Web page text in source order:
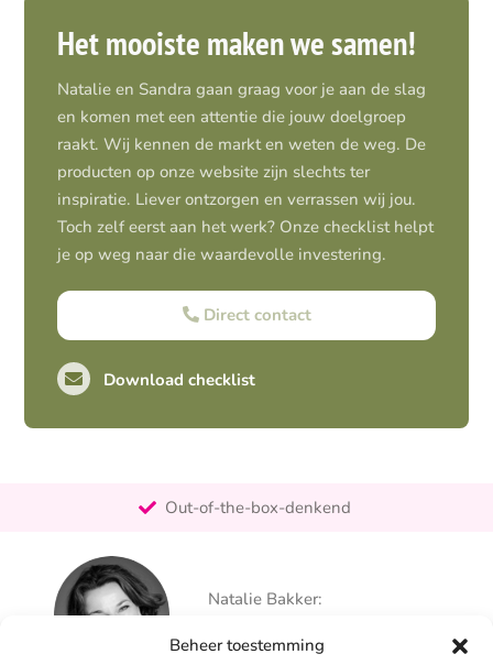
Beheer toestemming
Het mooiste maken we samen!
Natalie en Sandra gaan graag voor je aan de slag
en komen met een attentie die jouw doelgroep
raakt. Wij kennen de markt en weten de weg. De
producten op onze website zijn slechts ter
inspiratie. Liever ontzorgen en verrassen wij jou.
Toch zelf eerst aan het werk? Onze checklist helpt
je op weg naar die waardevolle investering.
Direct contact
Download checklist
Out-of-the-box-denkend
Persoonlijk
Natalie Bakker:
info@alertpromotie.nl